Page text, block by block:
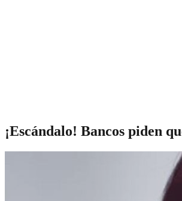
¡Escándalo! Bancos piden